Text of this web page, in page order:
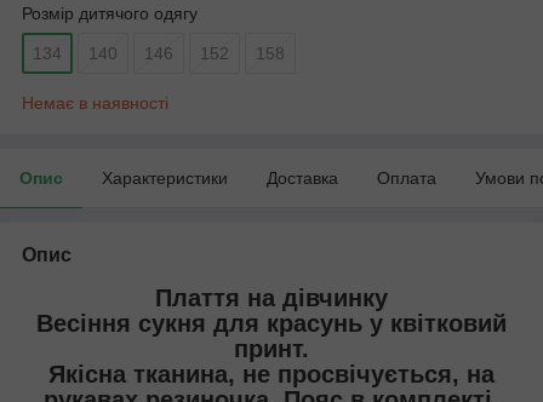
Розмір дитячого одягу
134 140 146 152 158
Немає в наявності
Опис Характеристики Доставка Оплата Умови
Опис
Плаття на дівчинку
Весіння сукня для красунь у квітковий
принт.
Якісна тканина, не просвічується, на